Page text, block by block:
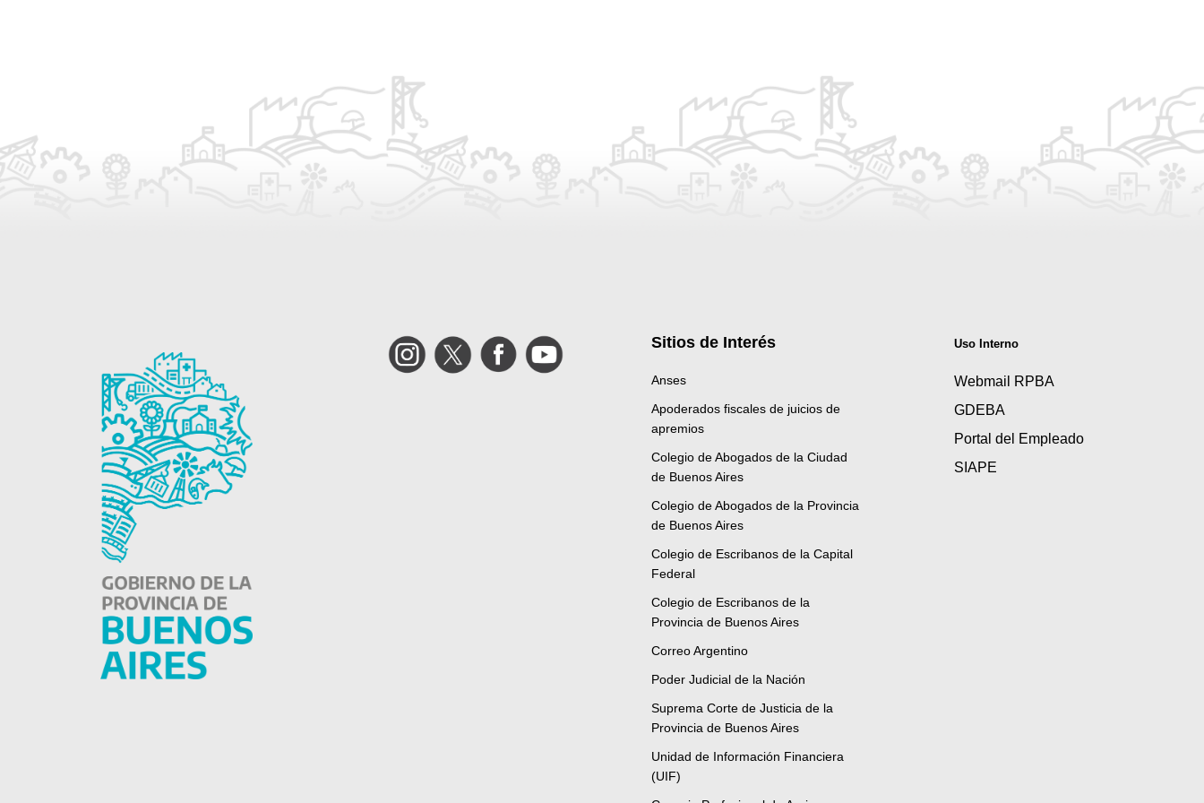
InstagramTwitter FacebookYouTube
Sitios de Interés
Anses
Apoderados fiscales de juicios de
apremios
Colegio de Abogados de la Ciudad
de Buenos Aires
Colegio de Abogados de la Provincia
de Buenos Aires
Colegio de Escribanos de la Capital
Federal
Colegio de Escribanos de la
Provincia de Buenos Aires
Correo Argentino
Poder Judicial de la Nación
Suprema Corte de Justicia de la
Provincia de Buenos Aires
Unidad de Información Financiera
(UIF)
Uso Interno
Webmail RPBA
GDEBA
Portal del Empleado
SIAPE